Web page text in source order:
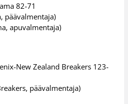
82-71
päävalmentaja)
apuvalmentaja)
New Zealand Breakers 123-
päävalmentaja)